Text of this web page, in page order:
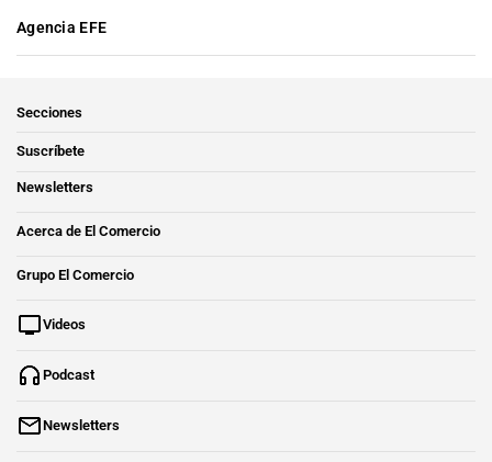
Agencia EFE
Secciones
Suscríbete
Newsletters
Acerca de El Comercio
Grupo El Comercio
Videos
Podcast
Newsletters